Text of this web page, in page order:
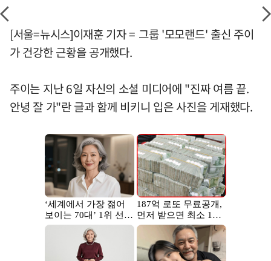
[서울=뉴시스]이재훈 기자 = 그룹 '모모랜드' 출신 주이
가 건강한 근황을 공개했다.
주이는 지난 6일 자신의 소셜 미디어에 "진짜 여름 끝.
안녕 잘 가"란 글과 함께 비키니 입은 사진을 게재했다.